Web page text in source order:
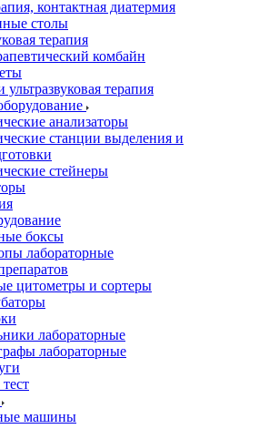
контактная диатермия
столы
терапия
комбайн
ультразвуковая терапия
анализаторы
станции выделения и
стейнеры
боксы
лабораторные
цитометры и сортеры
лабораторные
лабораторные
машины